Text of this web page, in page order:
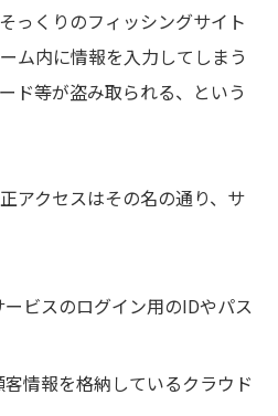
っくりのフィッシングサイト
ム内に情報を入力してしまう
ド等が盗み取られる、という
アクセスはその名の通り、サ
ビスのログイン用のIDやパス
情報を格納しているクラウド